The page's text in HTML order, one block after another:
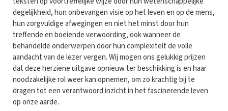
degelijkheid, hun onbevangen visie op het leven en op de mens,
hun zorgvuldige afwegingen en niet het minst door hun
treffende en boeiende verwoording, ook wanneer de
behandelde onderwerpen door hun complexiteit de volle
aandacht van de lezer vergen. Wij mogen ons gelukkig prijzen
dat deze herziene uitgave opnieuw ter beschikking is en haar
noodzakelijke rol weer kan opnemen, om zo krachtig bij te
dragen tot een verantwoord inzicht in het fascinerende leven
op onze aarde.